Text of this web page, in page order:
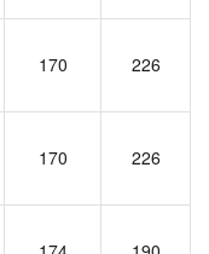
170 226
170 226